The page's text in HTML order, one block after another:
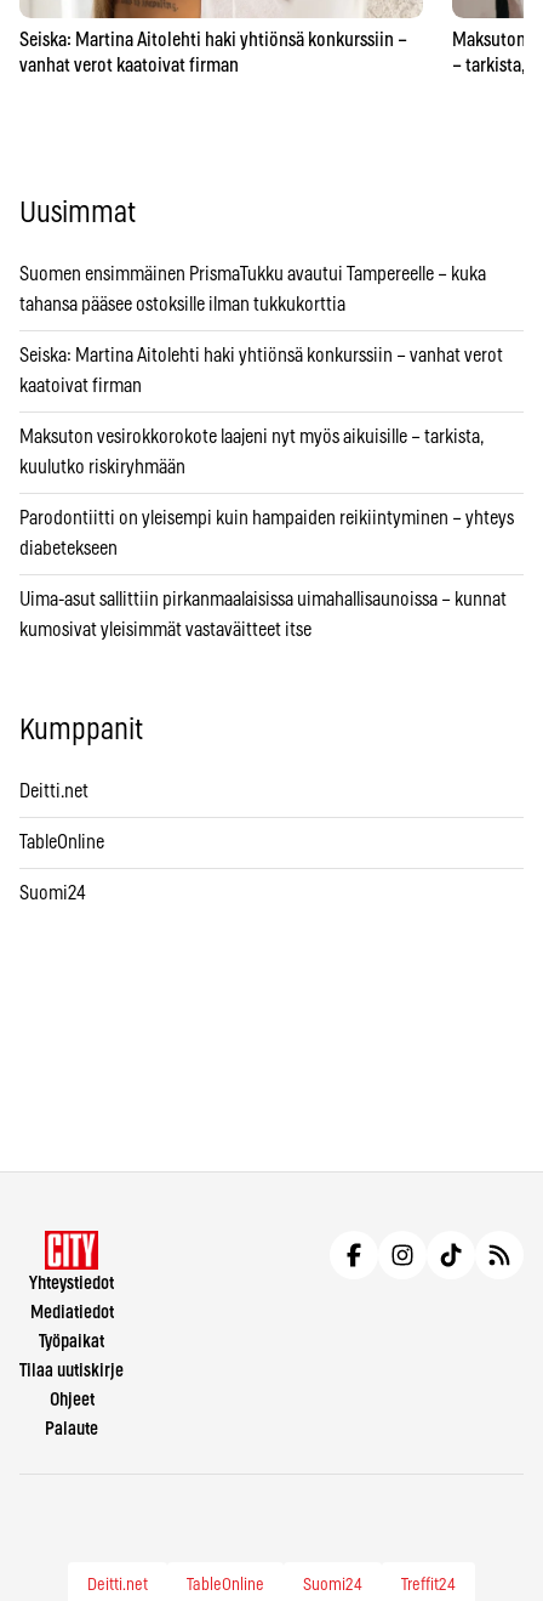
Seiska: Martina Aitolehti haki yhtiönsä konkurssiin –
vanhat verot kaatoivat firman
Maksuton
– tarkista,
Uusimmat
Suomen ensimmäinen PrismaTukku avautui Tampereelle – kuka
tahansa pääsee ostoksille ilman tukkukorttia
Seiska: Martina Aitolehti haki yhtiönsä konkurssiin – vanhat verot
kaatoivat firman
Maksuton vesirokkorokote laajeni nyt myös aikuisille – tarkista,
kuulutko riskiryhmään
Parodontiitti on yleisempi kuin hampaiden reikiintyminen – yhteys
diabetekseen
Uima-asut sallittiin pirkanmaalaisissa uimahallisaunoissa – kunnat
kumosivat yleisimmät vastaväitteet itse
Kumppanit
Deitti.net
TableOnline
Suomi24
Yhteystiedot
Mediatiedot
Työpaikat
Tilaa uutiskirje
Ohjeet
Palaute
Deitti.net TableOnline Suomi24 Treffit24